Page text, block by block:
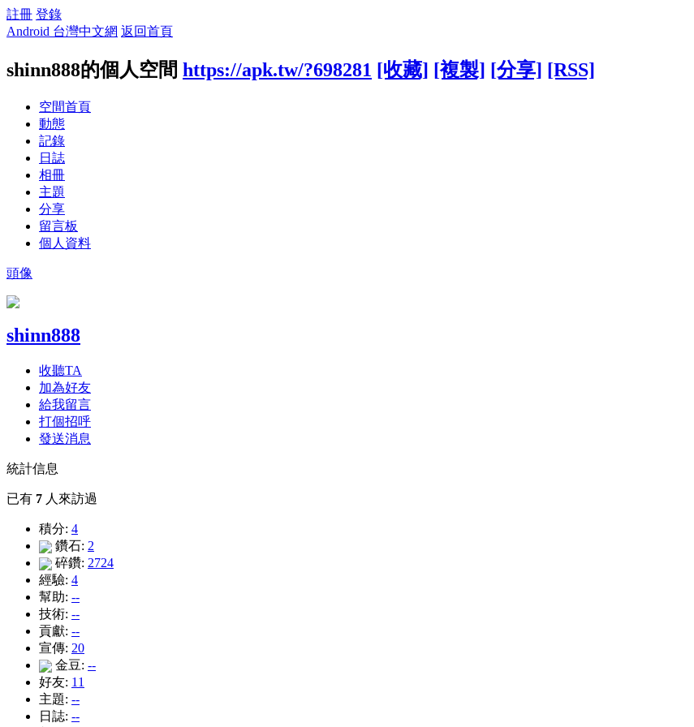
註冊 登錄
Android 台灣中文網 返回首頁
shinn888的個人空間 https://apk.tw/?698281 [收藏] [複製] [分享] [RSS]
空間首頁
動態
記錄
日誌
相冊
主題
分享
留言板
個人資料
頭像
shinn888
收聽TA
加為好友
給我留言
打個招呼
發送消息
統計信息
已有 7 人來訪過
積分: 4
鑽石: 2
碎鑽: 2724
經驗: 4
幫助: --
技術: --
貢獻: --
宣傳: 20
金豆: --
好友: 11
主題: --
日誌: --